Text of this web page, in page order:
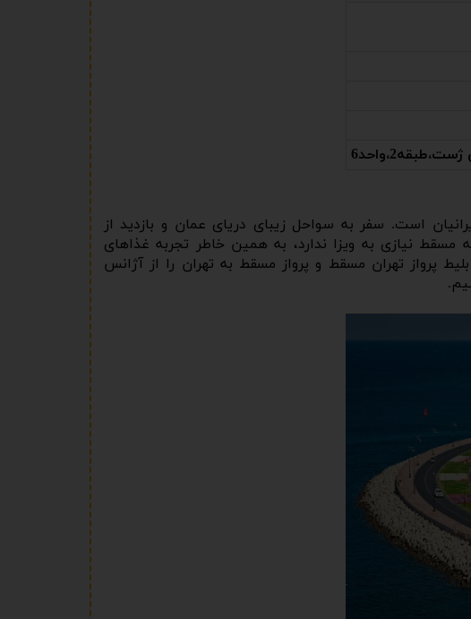
است. سفر به سواحل زیبای دریای عمان و بازدید از
نیازی به ویزا ندارد، به همین خاطر تجربه غذاهای
پرواز تهران مسقط و پرواز مسقط به تهران را از آژانس